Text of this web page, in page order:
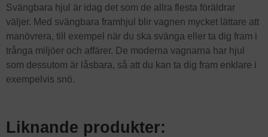
Svängbara hjul är idag det som de allra flesta föräldrar
väljer. Med svängbara framhjul blir vagnen mycket lättare att
manövrera, till exempel när du ska svänga eller ta dig fram i
trånga miljöer och affärer. De moderna vagnarna har hjul
som dessutom är låsbara, så att du kan ta dig fram enklare i
exempelvis snö.
Liknande produkter: